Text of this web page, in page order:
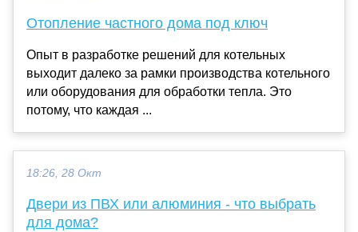
Отопление частного дома под ключ
Опыт в разработке решений для котельных
выходит далеко за рамки производства котельного
или оборудования для обработки тепла. Это
потому, что каждая ...
18:26, 28 Окт
Двери из ПВХ или алюминия - что выбрать
для дома?